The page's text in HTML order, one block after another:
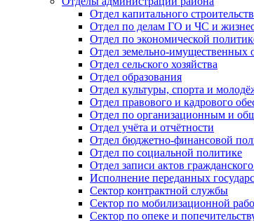
Отдел капитального
Отдел по делам ГО и ЧС и
Отдел по экономической
Отдел земельно-имущественных
Отдел сельского хозяйства
Отдел образования
Отдел культуры, спорта и
Отдел правового и кадрового
Отдел по организационным и
Отдел учёта и отчётности
Отдел бюджетно-финансовой
Отдел по социальной политике
Отдел записи актов
Исполнение переданных
Сектор контрактной службы
Сектор по мобилизационной
Сектор по опеке и